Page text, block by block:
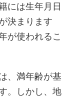
には生年月日
決まります
が使われるこ
、満年齢が基
。しかし、地